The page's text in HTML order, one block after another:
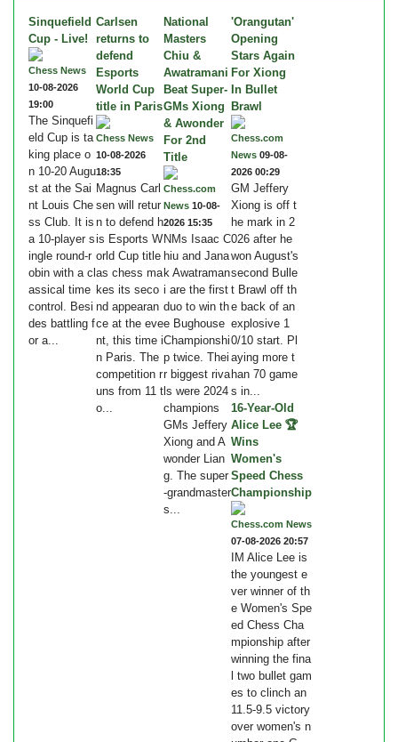
Sinquefield
Cup - Live!
Chess News
10-08-2026
19:00
The Sinquefi
eld Cup is ta
king place o
n 10-20 Augu
st at the Sai
nt Louis Che
ss Club. It is
a 10-player s
ingle round-r
obin with a cl
assical time
control. Besi
des battling f
or a...
Carlsen
returns to
defend
Esports
World Cup
title in Paris
Chess News
10-08-2026
18:35
Magnus Carl
sen will retur
n to defend h
is Esports W
orld Cup title
as chess ma
kes its seco
nd appearan
ce at the eve
nt, this time i
n Paris. The
competition r
uns from 11 t
o...
National
Masters
Chiu &
Awatramani
Beat Super-
GMs Xiong
& Awonder
For 2nd
Title
Chess.com
News 10-08-
2026 15:35
NMs Isaac C
hiu and Jana
k Awatraman
i are the first
duo to win th
e Bughouse
Championshi
p twice. Thei
r biggest riva
ls were 2024
champions
GMs Jeffery
Xiong and A
wonder Lian
g. The super
-grandmaster
s...
'Orangutan'
Opening
Stars Again
For Xiong
In Bullet
Brawl
Chess.com
News 09-08-
2026 00:29
GM Jeffery
Xiong is off t
he mark in 2
026 after he
won August's
second Bulle
t Brawl off th
e back of an
explosive 1
0/10 start. Pl
aying more t
han 70 game
s in...
16-Year-Old
Alice Lee 🏆
Wins
Women's
Speed Chess
Championship
Chess.com News
07-08-2026 20:57
IM Alice Lee is
the youngest e
ver winner of th
e Women's Spe
ed Chess Cha
mpionship after
winning the fina
l two bullet gam
es to clinch an
11.5-9.5 victory
over women's n